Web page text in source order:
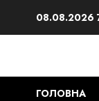
08.08.2026
ГОЛОВНА